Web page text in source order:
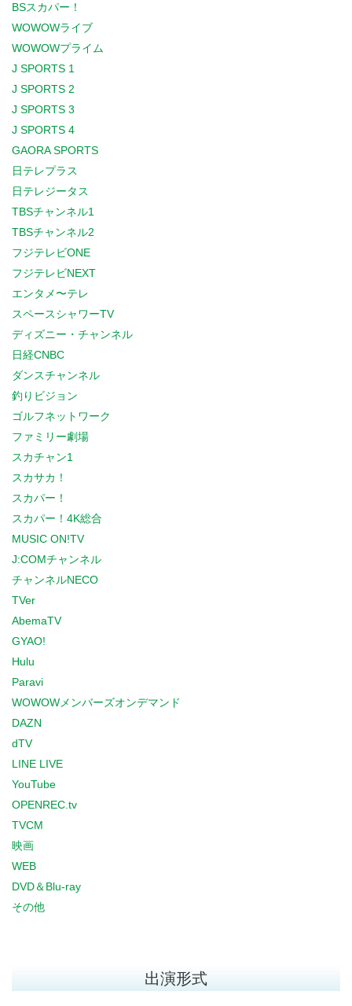
BSスカパー！
WOWOWライブ
WOWOWプライム
J SPORTS 1
J SPORTS 2
J SPORTS 3
J SPORTS 4
GAORA SPORTS
日テレプラス
日テレジータス
TBSチャンネル1
TBSチャンネル2
フジテレビONE
フジテレビNEXT
エンタメ〜テレ
スペースシャワーTV
ディズニー・チャンネル
日経CNBC
ダンスチャンネル
釣りビジョン
ゴルフネットワーク
ファミリー劇場
スカチャン1
スカサカ！
スカパー！
スカパー！4K総合
MUSIC ON!TV
J:COMチャンネル
チャンネルNECO
TVer
AbemaTV
GYAO!
Hulu
Paravi
WOWOWメンバーズオンデマンド
DAZN
dTV
LINE LIVE
YouTube
OPENREC.tv
TVCM
映画
WEB
DVD＆Blu-ray
その他
出演形式